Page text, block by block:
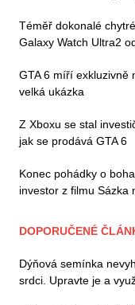
Téměř dokonalé
Galaxy Watch Ultra2
GTA 6 míří exkluzivně
velká ukázka
Z Xboxu se stal
jak se prodává GTA 6
Konec pohádky o
investor z filmu Sázka
DOPORUČENÉ
Dýňová semínka
srdci. Upravte je a